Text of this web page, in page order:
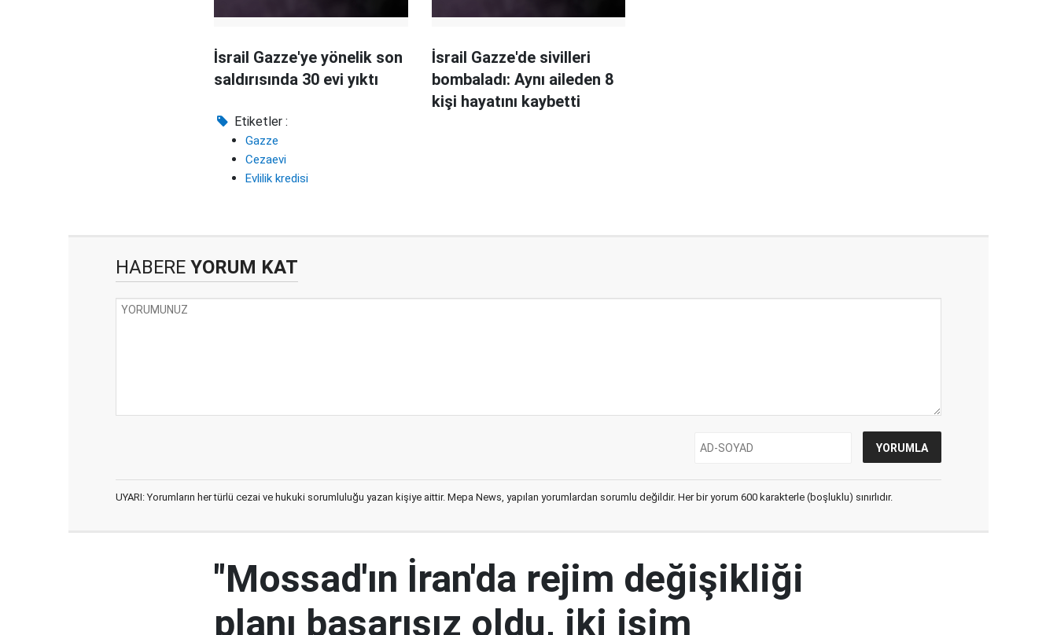
İsrail Gazze'ye yönelik son
saldırısında 30 evi yıktı
İsrail Gazze'de sivilleri
bombaladı: Aynı aileden 8
kişi hayatını kaybetti
Etiketler :
Gazze
Cezaevi
Evlilik kredisi
HABERE YORUM KAT
UYARI: Yorumların her türlü cezai ve hukuki sorumluluğu yazan kişiye aittir. Mepa News, yapılan yorumlardan sorumlu değildir. Her bir yorum 600 karakterle (boşluklu) sınırlıdır.
"Mossad'ın İran'da rejim değişikliği
planı başarısız oldu, iki isim